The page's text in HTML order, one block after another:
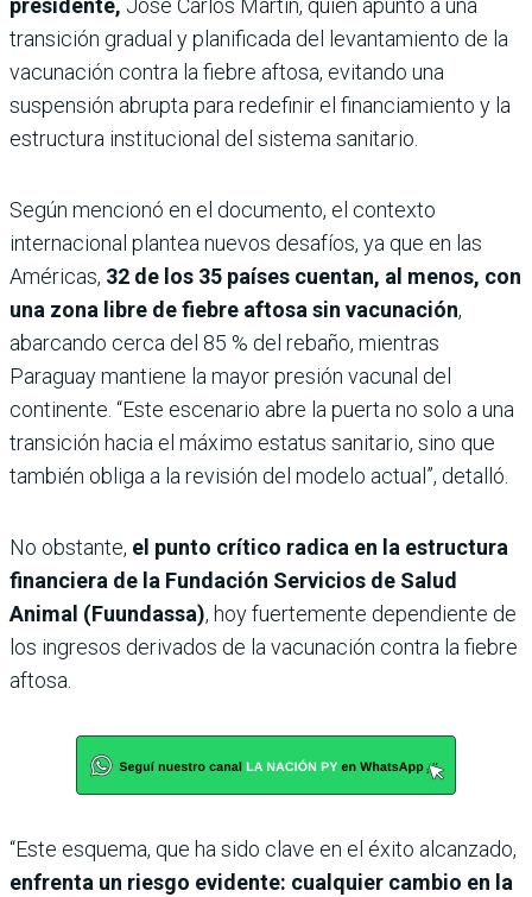
presidente, José Carlos Martin, quien apuntó a una
transición gradual y planificada del levantamiento de la
vacunación contra la fiebre aftosa, evitando una
suspensión abrupta para redefinir el financiamiento y la
estructura institucional del sistema sanitario.
Según mencionó en el documento, el contexto
internacional plantea nuevos desafíos, ya que en las
Américas, 32 de los 35 países cuentan, al menos, con
una zona libre de fiebre aftosa sin vacunación,
abarcando cerca del 85 % del rebaño, mientras
Paraguay mantiene la mayor presión vacunal del
continente. “Este escenario abre la puerta no solo a una
transición hacia el máximo estatus sanitario, sino que
también obliga a la revisión del modelo actual”, detalló.
No obstante, el punto crítico radica en la estructura
financiera de la Fundación Servicios de Salud
Animal (Fuundassa), hoy fuertemente dependiente de
los ingresos derivados de la vacunación contra la fiebre
aftosa.
“Este esquema, que ha sido clave en el éxito alcanzado,
enfrenta un riesgo evidente: cualquier cambio en la